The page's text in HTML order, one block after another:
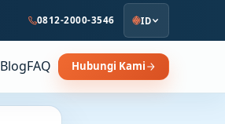
0812-2000-3546 ID
BlogFAQ Hubungi Kami